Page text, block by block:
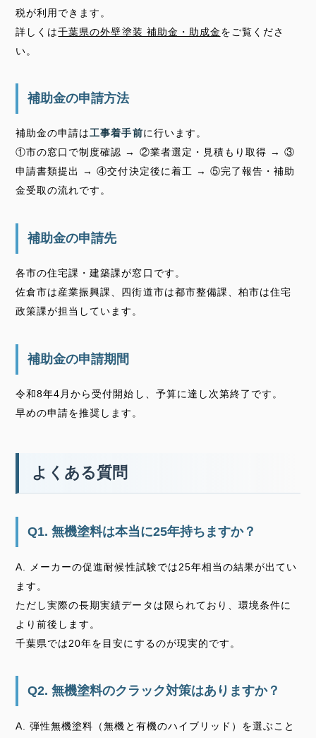
税が利用できます。
詳しくは千葉県の外壁塗装 補助金・助成金をご覧くださ
い。
補助金の申請方法
補助金の申請は工事着手前に行います。
①市の窓口で制度確認 → ②業者選定・見積もり取得 → ③
申請書類提出 → ④交付決定後に着工 → ⑤完了報告・補助
金受取の流れです。
補助金の申請先
各市の住宅課・建築課が窓口です。
佐倉市は産業振興課、四街道市は都市整備課、柏市は住宅
政策課が担当しています。
補助金の申請期間
令和8年4月から受付開始し、予算に達し次第終了です。
早めの申請を推奨します。
よくある質問
Q1. 無機塗料は本当に25年持ちますか？
A. メーカーの促進耐候性試験では25年相当の結果が出てい
ます。
ただし実際の長期実績データは限られており、環境条件に
より前後します。
千葉県では20年を目安にするのが現実的です。
Q2. 無機塗料のクラック対策はありますか？
A. 弾性無機塗料（無機と有機のハイブリッド）を選ぶこと